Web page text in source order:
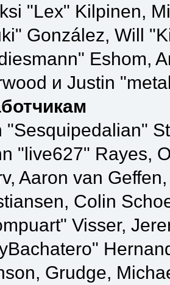
"Lex" Kilpinen,
González, Will
Eshom,
и Justin
"Sesquipedalian"
"live627" Rayes,
Aaron van
Colin
Visser,
Grudge,